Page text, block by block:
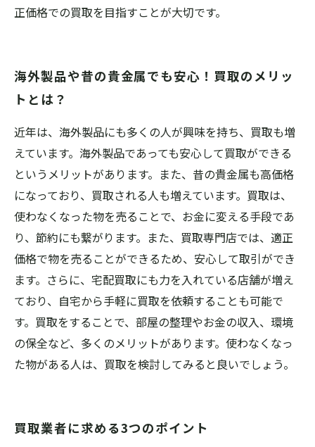
正価格での買取を目指すことが大切です。
海外製品や昔の貴金属でも安心！買取のメリッ
トとは？
近年は、海外製品にも多くの人が興味を持ち、買取も増
えています。海外製品であっても安心して買取ができる
というメリットがあります。また、昔の貴金属も高価格
になっており、買取される人も増えています。買取は、
使わなくなった物を売ることで、お金に変える手段であ
り、節約にも繋がります。また、買取専門店では、適正
価格で物を売ることができるため、安心して取引ができ
ます。さらに、宅配買取にも力を入れている店舗が増え
ており、自宅から手軽に買取を依頼することも可能で
す。買取をすることで、部屋の整理やお金の収入、環境
の保全など、多くのメリットがあります。使わなくなっ
た物がある人は、買取を検討してみると良いでしょう。
買取業者に求める3つのポイント